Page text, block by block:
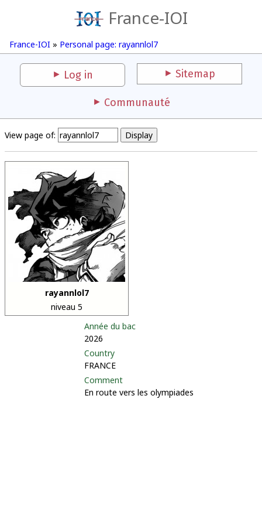
France-IOI
France-IOI » Personal page: rayannlol7
Log in Sitemap
Communauté
View page of:
rayannlol7
niveau 5
Année du bac
2026
Country
FRANCE
Comment
En route vers les olympiades